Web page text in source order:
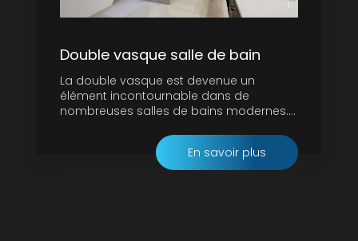
Double vasque salle de bain
La double vasque est devenue un
élément incontournable dans de
nombreuses salles de bains modernes....
En savoir plus